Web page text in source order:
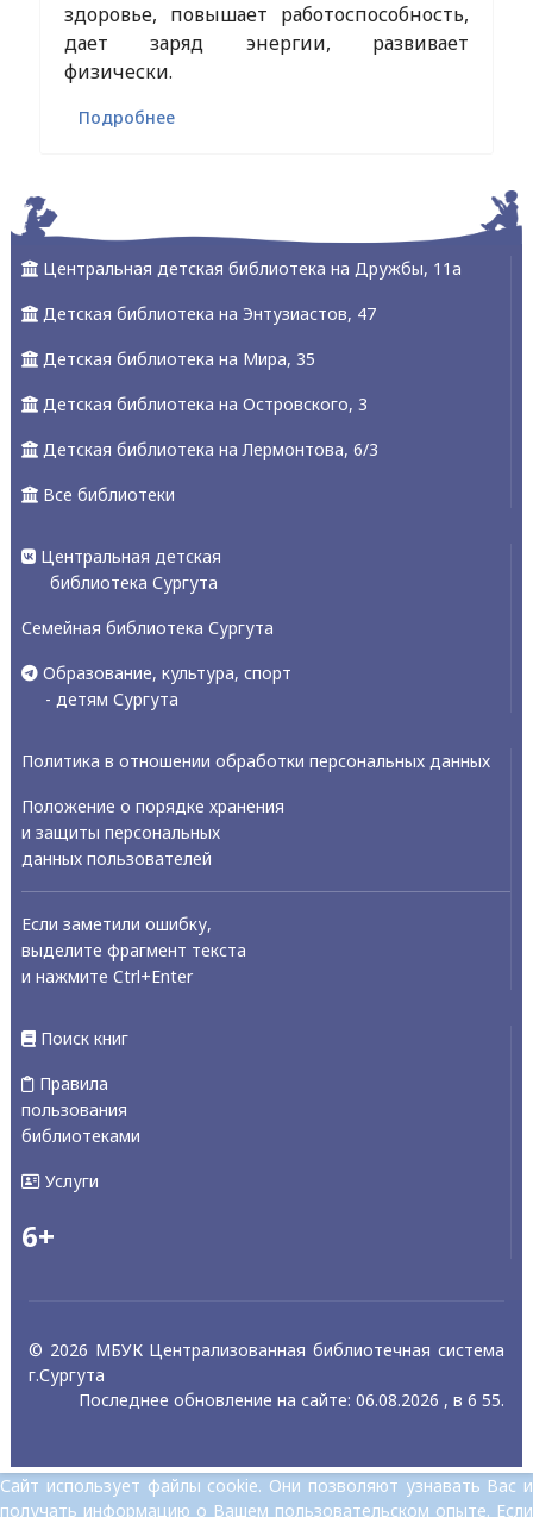
здоровье, повышает работоспособность,
дает заряд энергии, развивает
физически.
Подробнее
Центральная детская библиотека на Дружбы, 11а
Детская библиотека на Энтузиастов, 47
Детская библиотека на Мира, 35
Детская библиотека на Островского, 3
Детская библиотека на Лермонтова, 6/3
Все библиотеки
Центральная детская
библиотека Сургута
Семейная библиотека Сургута
Образование, культура, спорт
- детям Сургута
Политика в отношении обработки персональных данных
Положение о порядке хранения
и защиты персональных
данных пользователей
Если заметили ошибку,
выделите фрагмент текста
и нажмите Ctrl+Enter
Поиск книг
Правила
пользования
библиотеками
Услуги
6+
© 2026 МБУК Централизованная библиотечная система
г.Сургута
Последнее обновление на сайте: 06.08.2026 , в 6 55.
Сайт использует файлы cookie. Они позволяют узнавать Вас и
получать информацию о Вашем пользовательском опыте. Если